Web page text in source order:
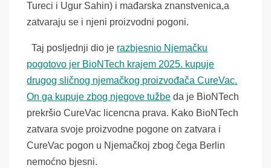
Tureci i Ugur Sahin) i mađarska znanstvenica,a
zatvaraju se i njeni proizvodni pogoni.
Taj posljednji dio je razbjesnio Njemačku
pogotovo jer BioNTech krajem 2025. kupuje
drugog sličnog njemačkog proizvođača CureVac.
On ga kupuje zbog njegove tužbe da je BioNTech
prekršio CureVac licencna prava. Kako BioNTech
zatvara svoje proizvodne pogone on zatvara i
CureVac pogon u Njemačkoj zbog čega Berlin
nemoćno bjesni.